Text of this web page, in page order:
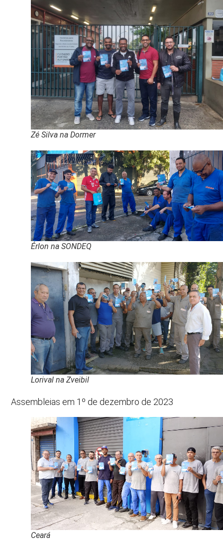
Zé Silva na Dormer
Érlon na SONDEQ
Lorival na Zveibil
Assembleias em 1º de dezembro de 2023
Ceará